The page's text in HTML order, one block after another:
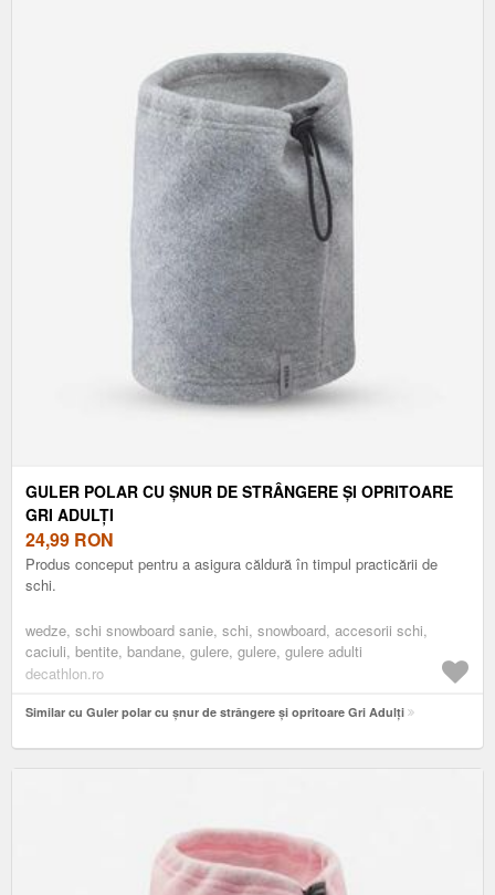
GULER POLAR CU ȘNUR DE STRÂNGERE ȘI OPRITOARE
GRI ADULȚI
24,99 RON
Produs conceput pentru a asigura căldură în timpul practicării de
schi.
wedze, schi snowboard sanie, schi, snowboard, accesorii schi,
caciuli, bentite, bandane, gulere, gulere, gulere adulti
decathlon.ro
Similar cu Guler polar cu șnur de strângere și opritoare Gri Adulți